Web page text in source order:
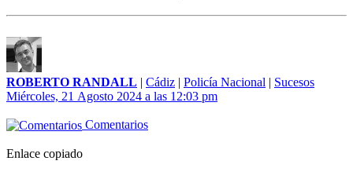
ROBERTO RANDALL | Cádiz | Policía Nacional | Sucesos
Miércoles, 21 Agosto 2024 a las 12:03 pm
Comentarios
Enlace copiado